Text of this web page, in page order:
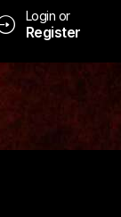
Login or
Register